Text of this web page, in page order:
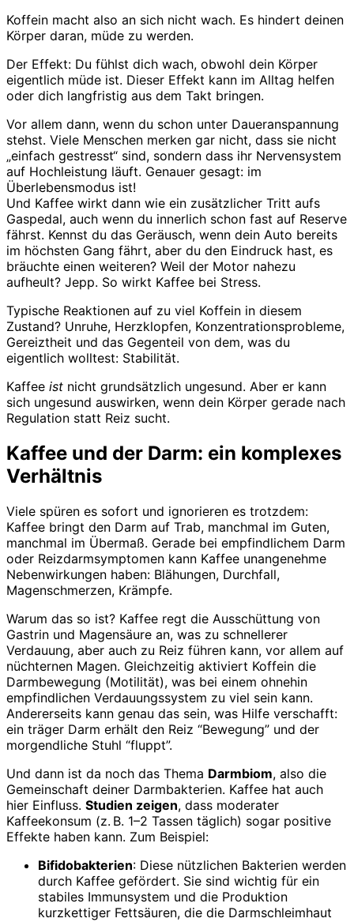
Koffein macht also an sich nicht wach. Es hindert deinen
Körper daran, müde zu werden.
Der Effekt: Du fühlst dich wach, obwohl dein Körper
eigentlich müde ist. Dieser Effekt kann im Alltag helfen
oder dich langfristig aus dem Takt bringen.
Vor allem dann, wenn du schon unter Daueranspannung
stehst. Viele Menschen merken gar nicht, dass sie nicht
„einfach gestresst“ sind, sondern dass ihr Nervensystem
auf Hochleistung läuft. Genauer gesagt: im
Überlebensmodus ist!
Und Kaffee wirkt dann wie ein zusätzlicher Tritt aufs
Gaspedal, auch wenn du innerlich schon fast auf Reserve
fährst. Kennst du das Geräusch, wenn dein Auto bereits
im höchsten Gang fährt, aber du den Eindruck hast, es
bräuchte einen weiteren? Weil der Motor nahezu
aufheult? Jepp. So wirkt Kaffee bei Stress.
Typische Reaktionen auf zu viel Koffein in diesem
Zustand? Unruhe, Herzklopfen, Konzentrationsprobleme,
Gereiztheit und das Gegenteil von dem, was du
eigentlich wolltest: Stabilität.
Kaffee ist nicht grundsätzlich ungesund. Aber er kann
sich ungesund auswirken, wenn dein Körper gerade nach
Regulation statt Reiz sucht.
Kaffee und der Darm: ein komplexes
Verhältnis
Viele spüren es sofort und ignorieren es trotzdem:
Kaffee bringt den Darm auf Trab, manchmal im Guten,
manchmal im Übermaß. Gerade bei empfindlichem Darm
oder Reizdarmsymptomen kann Kaffee unangenehme
Nebenwirkungen haben: Blähungen, Durchfall,
Magenschmerzen, Krämpfe.
Warum das so ist? Kaffee regt die Ausschüttung von
Gastrin und Magensäure an, was zu schnellerer
Verdauung, aber auch zu Reiz führen kann, vor allem auf
nüchternen Magen. Gleichzeitig aktiviert Koffein die
Darmbewegung (Motilität), was bei einem ohnehin
empfindlichen Verdauungssystem zu viel sein kann.
Andererseits kann genau das sein, was Hilfe verschafft:
ein träger Darm erhält den Reiz “Bewegung” und der
morgendliche Stuhl “fluppt”.
Und dann ist da noch das Thema Darmbiom, also die
Gemeinschaft deiner Darmbakterien. Kaffee hat auch
hier Einfluss. Studien zeigen, dass moderater
Kaffeekonsum (z. B. 1–2 Tassen täglich) sogar positive
Effekte haben kann. Zum Beispiel:
Bifidobakterien: Diese nützlichen Bakterien werden
durch Kaffee gefördert. Sie sind wichtig für ein
stabiles Immunsystem und die Produktion
kurzkettiger Fettsäuren, die die Darmschleimhaut